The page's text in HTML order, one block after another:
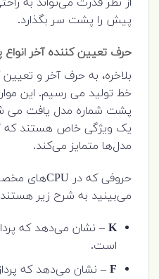
پیش را پشت سر بگذارد.
حرف تعیین کننده آخر
بلاخره، به حرف آخر و
خط تولید می رسیم. این موارد
پشت شماره مدل یافت می
یک ویژگی خاص هستند که آن
مدل‌ها متمایز می‌کند.
حروفی که در CPUهای مخصوص
می‌بینید به شرح زیر
K – نشان می‌دهد که
است.
F – نشان می‌دهد که